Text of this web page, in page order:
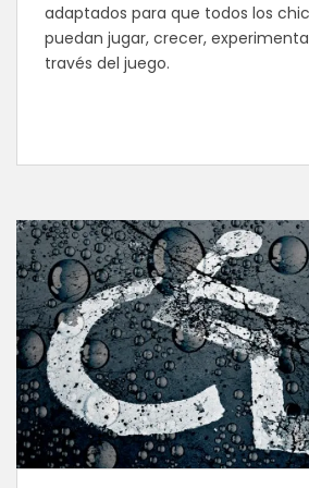
adaptados para que todos los
puedan jugar, crecer,
través del juego.